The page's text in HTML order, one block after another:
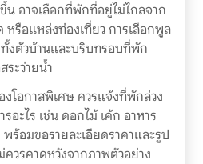
อาจเลือกที่พักที่อยู่ไม่ไกลจาก
หรือแหล่งท่องเที่ยว การเลือกพูล
งตัวบ้านและบริบทรอบที่พัก
ระว่ายน้ำ
โอกาสพิเศษ ควรแจ้งที่พักล่วง
อะไร เช่น ดอกไม้ เค้ก อาหาร
ร้อมขอรายละเอียดราคาและรูป
วรคาดหวังจากภาพตัวอย่าง